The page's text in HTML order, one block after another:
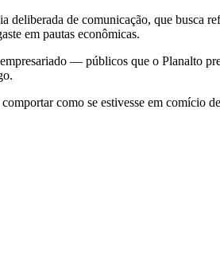
deliberada de comunicação, que busca
em pautas econômicas.
— públicos que o Planalto
como se estivesse em comício